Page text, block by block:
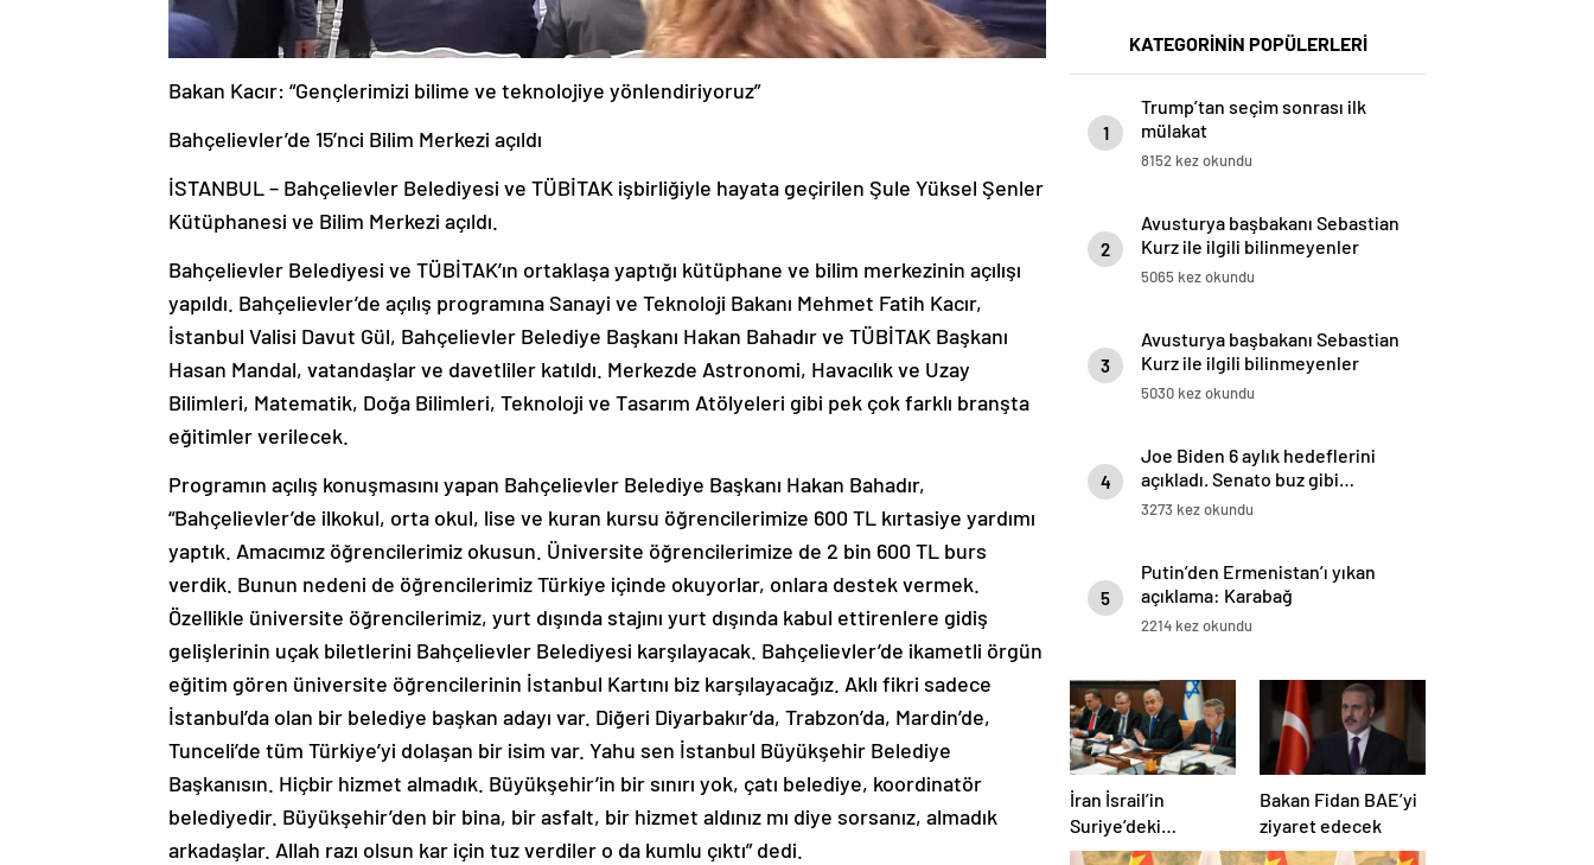
Bakan Kacır: “Gençlerimizi bilime ve teknolojiye yönlendiriyoruz”
Bahçelievler’de 15’nci Bilim Merkezi açıldı
İSTANBUL – Bahçelievler Belediyesi ve TÜBİTAK işbirliğiyle hayata geçirilen Şule Yüksel Şenler
Kütüphanesi ve Bilim Merkezi açıldı.
Bahçelievler Belediyesi ve TÜBİTAK’ın ortaklaşa yaptığı kütüphane ve bilim merkezinin açılışı
yapıldı. Bahçelievler’de açılış programına Sanayi ve Teknoloji Bakanı Mehmet Fatih Kacır,
İstanbul Valisi Davut Gül, Bahçelievler Belediye Başkanı Hakan Bahadır ve TÜBİTAK Başkanı
Hasan Mandal, vatandaşlar ve davetliler katıldı. Merkezde Astronomi, Havacılık ve Uzay
Bilimleri, Matematik, Doğa Bilimleri, Teknoloji ve Tasarım Atölyeleri gibi pek çok farklı branşta
eğitimler verilecek.
Programın açılış konuşmasını yapan Bahçelievler Belediye Başkanı Hakan Bahadır,
“Bahçelievler’de ilkokul, orta okul, lise ve kuran kursu öğrencilerimize 600 TL kırtasiye yardımı
yaptık. Amacımız öğrencilerimiz okusun. Üniversite öğrencilerimize de 2 bin 600 TL burs
verdik. Bunun nedeni de öğrencilerimiz Türkiye içinde okuyorlar, onlara destek vermek.
Özellikle üniversite öğrencilerimiz, yurt dışında stajını yurt dışında kabul ettirenlere gidiş
gelişlerinin uçak biletlerini Bahçelievler Belediyesi karşılayacak. Bahçelievler’de ikametli örgün
eğitim gören üniversite öğrencilerinin İstanbul Kartını biz karşılayacağız. Aklı fikri sadece
İstanbul’da olan bir belediye başkan adayı var. Diğeri Diyarbakır’da, Trabzon’da, Mardin’de,
Tunceli’de tüm Türkiye’yi dolaşan bir isim var. Yahu sen İstanbul Büyükşehir Belediye
Başkanısın. Hiçbir hizmet almadık. Büyükşehir’in bir sınırı yok, çatı belediye, koordinatör
belediyedir. Büyükşehir’den bir bina, bir asfalt, bir hizmet aldınız mı diye sorsanız, almadık
arkadaşlar. Allah razı olsun kar için tuz verdiler o da kumlu çıktı” dedi.
KATEGORİNİN POPÜLERLERİ
1
Trump’tan seçim sonrası ilk
mülakat
8152 kez okundu
2
Avusturya başbakanı Sebastian
Kurz ile ilgili bilinmeyenler
5065 kez okundu
3
Avusturya başbakanı Sebastian
Kurz ile ilgili bilinmeyenler
5030 kez okundu
4
Joe Biden 6 aylık hedeflerini
açıkladı. Senato buz gibi…
3273 kez okundu
5
Putin’den Ermenistan’ı yıkan
açıklama: Karabağ
Azerbaycan’ın ayrılmaz bir
2214 kez okundu
İran İsrail’in
Suriye’deki
saldırılarını kınadı
Bakan Fidan BAE’yi
ziyaret edecek